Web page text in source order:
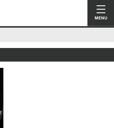
Knot Magazine ノットマガジン